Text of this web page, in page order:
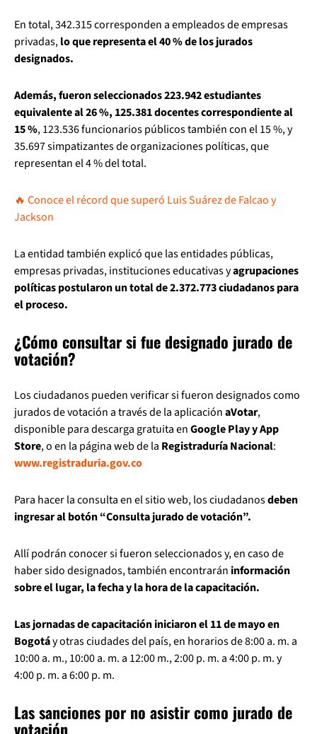
En total, 342.315 corresponden a empleados de empresas
privadas,lo que representa el 40 % de los jurados
designados.
Además, fueron seleccionados 223.942 estudiantes
equivalente al 26 %, 125.381 docentes correspondiente al
15 %, 123.536 funcionarios públicos también con el 15 %, y
35.697 simpatizantes de organizaciones políticas, que
representan el 4 % del total.
🔥 Conoce el récord que superó Luis Suárez de Falcao y
Jackson
La entidad también explicó que las entidades públicas,
empresas privadas, instituciones educativas yagrupaciones
políticas postularon un total de 2.372.773 ciudadanos para
el proceso.
¿Cómo consultar si fue designado jurado de
votación?
Los ciudadanos pueden verificar si fueron designados como
jurados de votación a través de la aplicaciónaVotar,
disponible para descarga gratuita enGoogle Play y App
Store, o en la página web de la Registraduría Nacional:
www.registraduria.gov.co
Para hacer la consulta en el sitio web, los ciudadanosdeben
ingresar al botón “Consulta jurado de votación”.
Allí podrán conocer si fueron seleccionados y, en caso de
haber sido designados, también encontrarán información
sobre el lugar, la fecha y la hora de la capacitación.
Las jornadas de capacitación iniciaron el 11 de mayo en
Bogotáy otras ciudades del país, en horarios de 8:00 a. m. a
10:00 a. m., 10:00 a. m. a 12:00 m., 2:00 p. m. a 4:00 p. m. y
4:00 p. m. a 6:00 p. m.
Las sanciones por no asistir como jurado de
votación